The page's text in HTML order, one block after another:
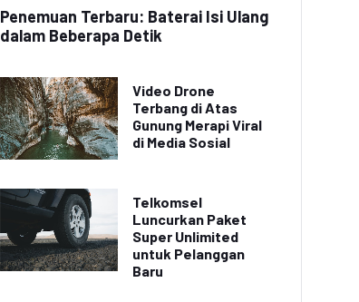
Penemuan Terbaru: Baterai Isi Ulang
dalam Beberapa Detik
Video Drone
Terbang di Atas
Gunung Merapi Viral
di Media Sosial
Telkomsel
Luncurkan Paket
Super Unlimited
untuk Pelanggan
Baru